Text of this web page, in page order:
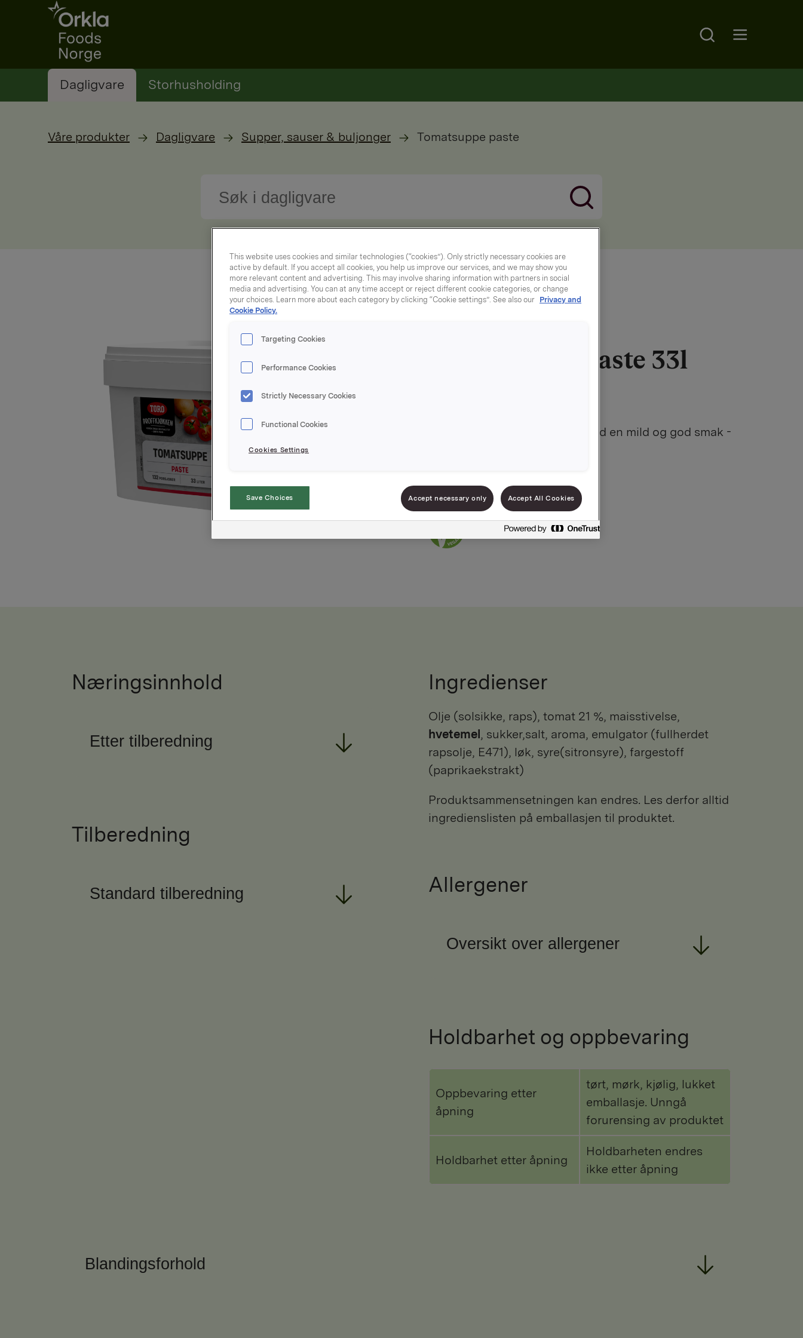
Go to frontpage
Search
Dagligvare Storhusholding
Våre produkter Dagligvare Supper, sauser & buljonger Tomatsuppe paste
Tomatsuppe paste 33l
Den klassiske tomatsuppen med en mild og god smak -
Næringsinnhold
Etter tilberedning
Tilberedning
Standard tilberedning
Ingredienser
olje (solsikke, raps), tomat 21 %, maisstivelse,
hvetemel, sukker,salt, aroma, emulgator (fullherdet
rapsolje, E471), løk, syre(sitronsyre), fargestoff
(paprikaekstrakt)
Produktsammensetningen kan endres. Les derfor alltid
ingredienslisten på emballasjen til produktet.
Allergener
Oversikt over allergener
Holdbarhet og oppbevaring
Oppbevaring etter
åpning
tørt, mørk, kjølig, lukket
emballasje. Unngå
forurensing av produktet
Holdbarhet etter åpning
Holdbarheten endres
ikke etter åpning
Blandingsforhold
This website uses cookies and similar technologies (“cookies”). Only strictly necessary cookies are
active by default. If you accept all cookies, you help us improve our services, and we may show you
more relevant content and advertising. This may involve sharing information with partners in social
media and advertising. You can at any time accept or reject different cookie categories, or change
your choices. Learn more about each category by clicking “Cookie settings”. See also our Privacy and
Cookie Policy.
Targeting Cookies
Performance Cookies
Strictly Necessary Cookies
Functional Cookies
Cookies Settings
Save Choices Accept necessary only Accept All Cookies